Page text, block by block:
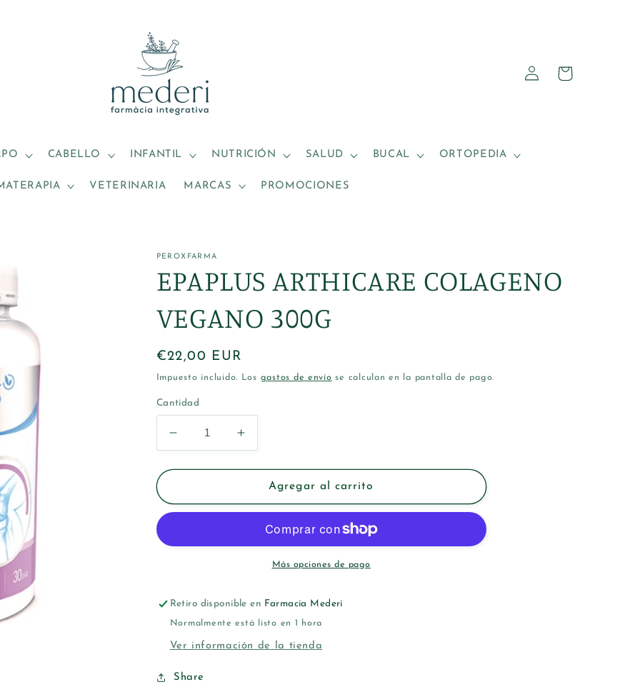
CABELLO INFANTIL NUTRICIÓN SALUD BUCAL ORTOPEDIA
VETERINARIA MARCAS PROMOCIONES
Iniciar
sesión
Carrito
PEROXFARMA
EPAPLUS ARTHICARE COLAGENO
VEGANO 300G
Precio
habitual
€22,00 EUR
Impuesto incluido. Los gastos de envío se calculan en la pantalla de pago.
Cantidad
Reducir
cantidad
para
ARTHICARE
COLAGENO
300G
Aumentar
cantidad
para
EPAPLUS
ARTHICARE
VEGANO
300G
Agregar al carrito
Más opciones de pago
Retiro disponible en Farmacia Mederi
Normalmente está listo en 1 hora
Ver información de la tienda
Share